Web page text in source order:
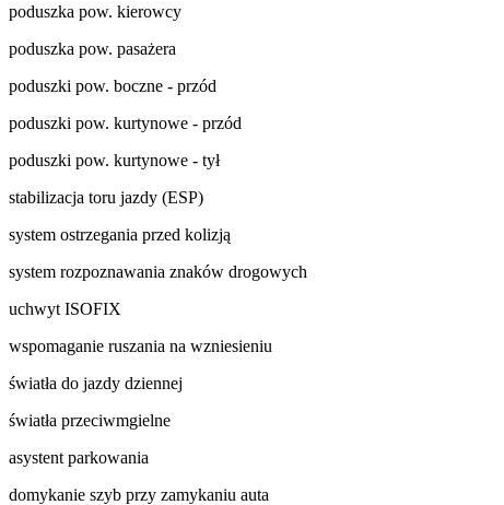
poduszka pow. kierowcy
poduszka pow. pasażera
poduszki pow. boczne - przód
poduszki pow. kurtynowe - przód
poduszki pow. kurtynowe - tył
stabilizacja toru jazdy (ESP)
system ostrzegania przed kolizją
system rozpoznawania znaków drogowych
uchwyt ISOFIX
wspomaganie ruszania na wzniesieniu
światła do jazdy dziennej
światła przeciwmgielne
asystent parkowania
domykanie szyb przy zamykaniu auta